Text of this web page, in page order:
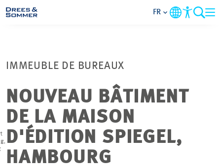
L’ENTREPRISE
THÈMES PRIORITAIRES
CONTACT
FR
IMMEUBLE DE BUREAUX
NOUVEAU BÂTIMENT
DE LA MAISON
D'ÉDITION SPIEGEL,
HAMBOURG